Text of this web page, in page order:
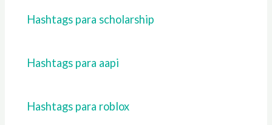
Hashtags para scholarship
Hashtags para aapi
Hashtags para roblox